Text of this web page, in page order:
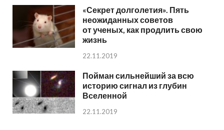
«Секрет долголетия». Пять
неожиданных советов
от ученых, как продлить свою
жизнь
22.11.2019
Пойман сильнейший за всю
историю сигнал из глубин
Вселенной
22.11.2019